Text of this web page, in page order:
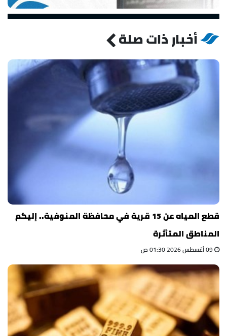
أخبار ذات صلة
قطع المياه عن 15 قرية في محافظة المنوفية.. إليكم
المناطق المتأثرة